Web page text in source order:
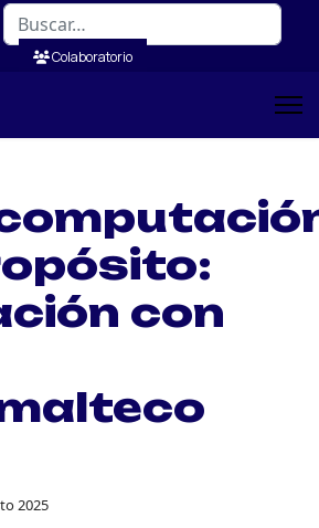
Buscar
Colaboratorio
con
2025